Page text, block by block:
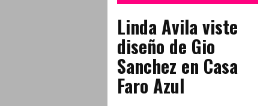
Linda Avila viste
diseño de Gio
Sanchez en Casa
Faro Azul